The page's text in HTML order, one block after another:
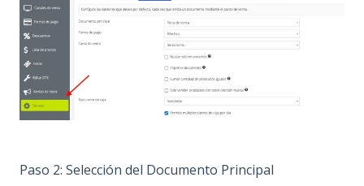
Paso 2: Selección del Documento Principal